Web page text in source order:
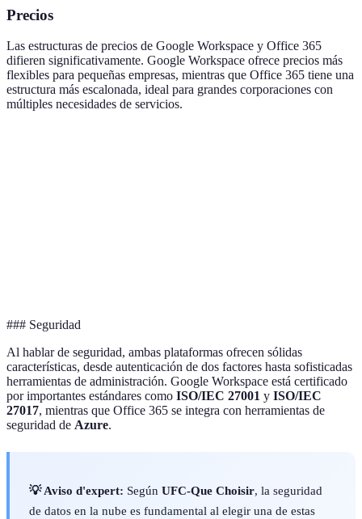
Precios
Las estructuras de precios de Google Workspace y Office 365
difieren significativamente. Google Workspace ofrece precios más
flexibles para pequeñas empresas, mientras que Office 365 tiene una
estructura más escalonada, ideal para grandes corporaciones con
múltiples necesidades de servicios.
### Seguridad
Al hablar de seguridad, ambas plataformas ofrecen sólidas
características, desde autenticación de dos factores hasta sofisticadas
herramientas de administración. Google Workspace está certificado
por importantes estándares como ISO/IEC 27001 y ISO/IEC
27017, mientras que Office 365 se integra con herramientas de
seguridad de Azure.
💡 Aviso d'expert: Según UFC-Que Choisir, la seguridad
de datos en la nube es fundamental al elegir una de estas